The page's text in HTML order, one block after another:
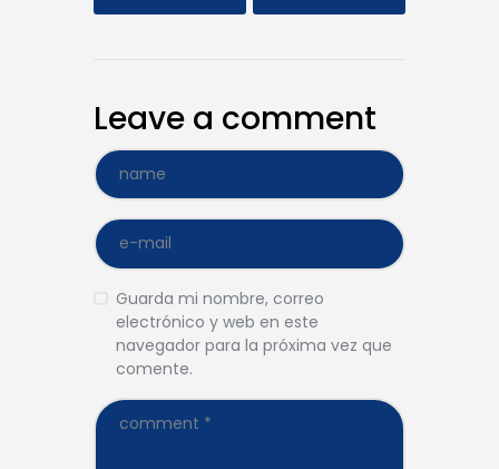
Leave a comment
Guarda mi nombre, correo
electrónico y web en este
navegador para la próxima vez que
comente.